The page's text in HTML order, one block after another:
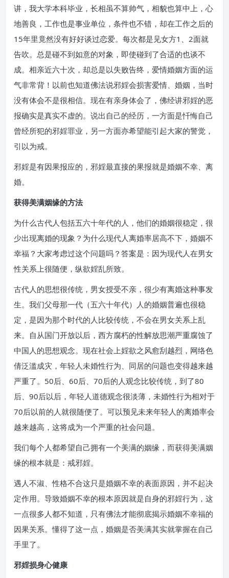
讲，我大学本科毕业，长相虽不算帅气，相貌也算中上，心
地善良，工作也是事业单位，条件也不错，却在工作之后的
15年里竟然没有好好谈过恋爱。每次都是见女方1、2面就
告吹。总是碰不到如意的对象，即使碰到了合适的也谈不
成。相亲近六十次，却总是以失败告终，爱情婚姻方面的运
气非常背！以前也知道佛法说邪婬会损害爱情、婚姻，当时
没有体会不是很相信。现在有亲身体会了，佛经讲邪婬的恶
报确实是真实不虚的。说出自己的经历，一方面是忏悔自己
曾经所犯的邪婬罪业，另一方面亦希望能引起大家的警觉，
引以为戒。
邪婬是有因果报应的，邪婬最直接的果报就是婚姻不幸、离
婚。
获得美满姻缘的方法
为什么古代人包括五六十年代的人，他们的婚姻很稳定，很
少出现离婚的现象？为什么现代人离婚率居高不下，婚姻不
幸福？大家考虑过这个问题吗？答案是：因为现代人在男女
性关系上很随便，纵欲婬乱所致。
古代人的思想很传统，男女授受不亲，很少有离婚这种事发
生。我们父母那一代（五六十年代）人的婚姻普遍也很稳
定，是因为那个时代的人比较传统，不会在男女关系上乱
来。自从国门开放以后，西方腐朽的性解放思潮严重腐蚀了
中国人的思想观念。现在社会上婬欲之风愈刮越烈，网络色
倩泛滥成灾，年轻人未婚性行为、同居的问题也变得越来越
严重了。50后、60后、70后的人观念比较传统，到了80
后、90后以后，年轻人道德观念很淡薄，未婚性行为相对于
70后以前的人就很随便了。可以预见未来年轻人的离婚率会
越来越高，这将成为一个严重的社会问题。
我们每个人都希望自己拥有一个美满的姻缘，而获得美满姻
缘的根本就是：戒邪婬。
遇人不淑、性格不合这只是婚姻不幸的表面原因，并不起决
定作用。导致婚姻不幸的根本原因就是自身的邪婬行为，这
一点很多人都不知道，只有佛法才能彻底揭示婚姻不幸福的
因果关系。懂得了这一点，婚姻是否美满其实就掌握在自己
手里了。
邪婬损身心健康